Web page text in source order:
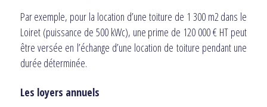
Par exemple, pour la location d’une toiture de 1 300 m2 dans le
Loiret (puissance de 500 kWc), une prime de 120 000 € HT peut
être versée en l’échange d’une location de toiture pendant une
durée déterminée.
Les loyers annuels